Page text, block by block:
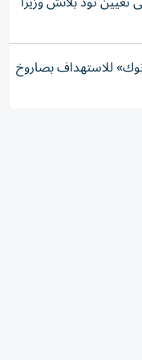
للاستهداف بصاروخ